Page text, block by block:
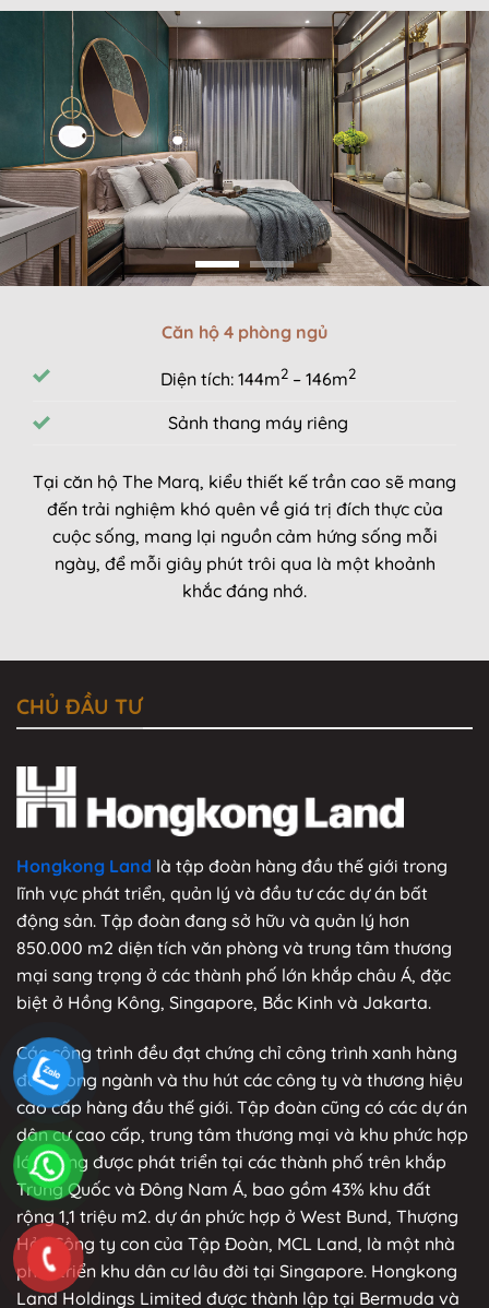
Căn hộ 4 phòng ngủ
Diện tích: 144m2 – 146m2
Sảnh thang máy riêng
Tại căn hộ The Marq, kiểu thiết kế trần cao sẽ mang
đến trải nghiệm khó quên về giá trị đích thực của
cuộc sống, mang lại nguồn cảm hứng sống mỗi
ngày, để mỗi giây phút trôi qua là một khoảnh
khắc đáng nhớ.
CHỦ ĐẦU TƯ
Hongkong Land là tập đoàn hàng đầu thế giới trong
lĩnh vực phát triển, quản lý và đầu tư các dự án bất
động sản. Tập đoàn đang sở hữu và quản lý hơn
850.000 m2 diện tích văn phòng và trung tâm thương
mại sang trọng ở các thành phố lớn khắp châu Á, đặc
biệt ở Hồng Kông, Singapore, Bắc Kinh và Jakarta.
Các công trình đều đạt chứng chỉ công trình xanh hàng
đầu trong ngành và thu hút các công ty và thương hiệu
cao cấp hàng đầu thế giới. Tập đoàn cũng có các dự án
dân cư cao cấp, trung tâm thương mại và khu phức hợp
lớn đang được phát triển tại các thành phố trên khắp
Trung Quốc và Đông Nam Á, bao gồm 43% khu đất
rộng 1,1 triệu m2. dự án phức hợp ở West Bund, Thượng
Hải. Công ty con của Tập Đoàn, MCL Land, là một nhà
phát triển khu dân cư lâu đời tại Singapore. Hongkong
Land Holdings Limited được thành lập tại Bermuda và